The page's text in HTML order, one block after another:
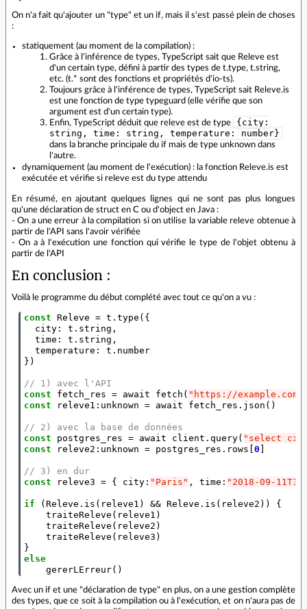
On n'a fait qu'ajouter un "type" et un if, mais il s'est passé plein de choses
:
statiquement (au moment de la compilation) :
Grâce à l'inférence de types, TypeScript sait que Releve est
d'un certain type, défini à partir des types de t.type, t.string,
etc. (t.* sont des fonctions et propriétés d'io-ts).
Toujours grâce à l'inférence de types, TypeScript sait Releve.is
est une fonction de type typeguard (elle vérifie que son
argument est d'un certain type).
Enfin, TypeScript déduit que releve est de type
{city:
string, time: string, temperature: number}
dans la branche principale du if mais de type unknown dans
l'autre.
dynamiquement (au moment de l'exécution) : la fonction Releve.is est
exécutée et vérifie si releve est du type attendu
En résumé, en ajoutant quelques lignes qui ne sont pas plus longues
qu'une déclaration de struct en C ou d'object en Java :
- On a une erreur à la compilation si on utilise la variable releve obtenue à
partir de l'API sans l'avoir vérifiée
- On a à l'exécution une fonction qui vérifie le type de l'objet obtenu à
partir de l'API
En conclusion :
Voilà le programme du début complété avec tout ce qu'on a vu :
const Releve = t . type ({
city : t . string ,
time : t . string ,
temperature : t . number
})
// 1) avec l'API
const
fetch_res = await fetch ( "https://
const
releve1 : unknown = await fetch_res . json ()
// 2) avec la base de données
const
postgres_res = await client . query( "select
const
releve2 : unknown = postgres_res . rows [0 ]
// 3) en dur
const
releve3 = { city : "Paris" , time : "2018-09-
if (Releve . is ( releve1 ) && Releve . is ( releve2 ))
{
traiteReleve ( releve1 )
traiteReleve ( releve2 )
traiteReleve ( releve3 )
}
else
gererLErreur()
Avec un if et une "déclaration de type" en plus, on a une gestion complète
des types, que ce soit à la compilation ou à l'exécution, et on n'aura pas de